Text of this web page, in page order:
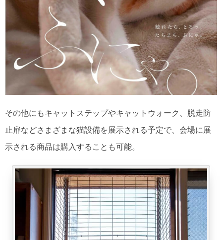
その他にもキャットステップやキャットウォーク、脱走防
止扉などさまざまな猫設備を展示される予定で、会場に展
示される商品は購入することも可能。